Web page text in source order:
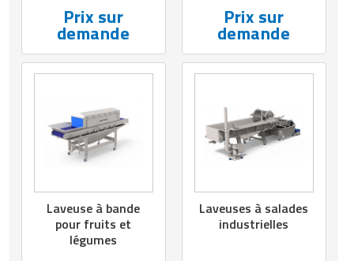
Prix sur
demande
Prix sur
demande
Laveuse à bande
pour fruits et
légumes
Laveuses à salades
industrielles